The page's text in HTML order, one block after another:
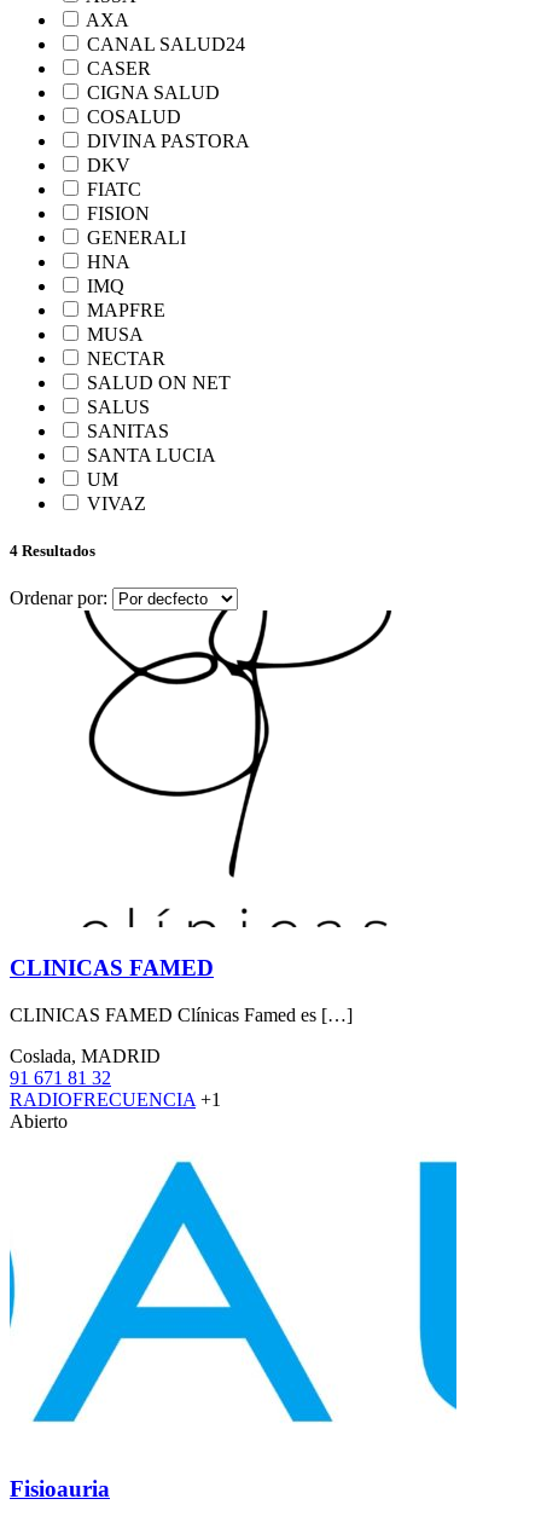
AXA
CANAL SALUD24
CASER
CIGNA SALUD
COSALUD
DIVINA PASTORA
DKV
FIATC
FISION
GENERALI
HNA
IMQ
MAPFRE
MUSA
NECTAR
SALUD ON NET
SALUS
SANITAS
SANTA LUCIA
UM
VIVAZ
4 Resultados
Ordenar por:
CLINICAS FAMED
CLINICAS FAMED Clínicas Famed es […]
Coslada, MADRID
91 671 81 32
RADIOFRECUENCIA +1
Abierto
Fisioauria